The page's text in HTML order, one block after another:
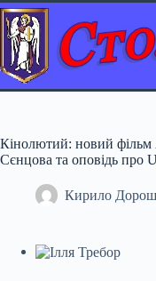
Перейти
до
вмісту
Кінолютий: новий фільм
Сєнцова та оповідь про
Кирило